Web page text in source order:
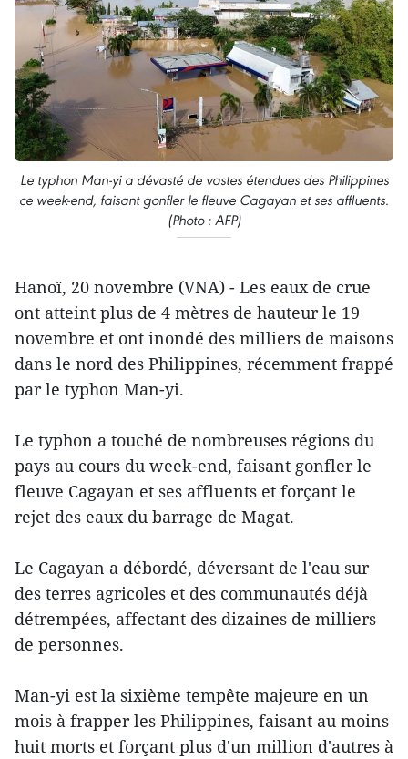
Le typhon Man-yi a dévasté de vastes étendues des Philippines
ce week-end, faisant gonfler le fleuve Cagayan et ses affluents.
(Photo : AFP)
Hanoï, 20 novembre (VNA) - Les eaux de crue
ont atteint plus de 4 mètres de hauteur le 19
novembre et ont inondé des milliers de maisons
dans le nord des Philippines, récemment frappé
par le typhon Man-yi.
Le typhon a touché de nombreuses régions du
pays au cours du week-end, faisant gonfler le
fleuve Cagayan et ses affluents et forçant le
rejet des eaux du barrage de Magat.
Le Cagayan a débordé, déversant de l'eau sur
des terres agricoles et des communautés déjà
détrempées, affectant des dizaines de milliers
de personnes.
Man-yi est la sixième tempête majeure en un
mois à frapper les Philippines, faisant au moins
huit morts et forçant plus d'un million d'autres à